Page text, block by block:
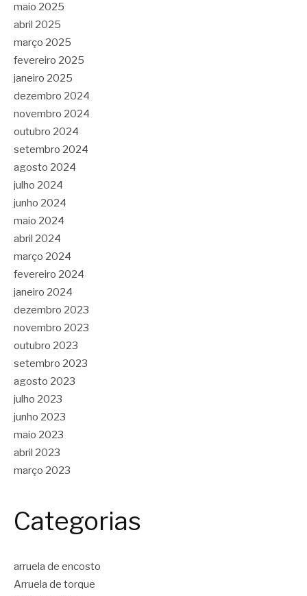
maio 2025
abril 2025
março 2025
fevereiro 2025
janeiro 2025
dezembro 2024
novembro 2024
outubro 2024
setembro 2024
agosto 2024
julho 2024
junho 2024
maio 2024
abril 2024
março 2024
fevereiro 2024
janeiro 2024
dezembro 2023
novembro 2023
outubro 2023
setembro 2023
agosto 2023
julho 2023
junho 2023
maio 2023
abril 2023
março 2023
Categorias
arruela de encosto
Arruela de torque